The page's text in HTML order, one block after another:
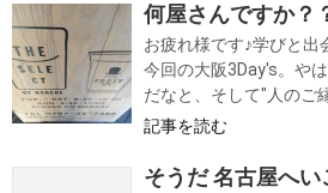
何屋さんですか？
お疲れ様です♪学びと出
今回の大阪3Day's。や
だなと、そして"人のご
記事を読む
そうだ 名古屋へい